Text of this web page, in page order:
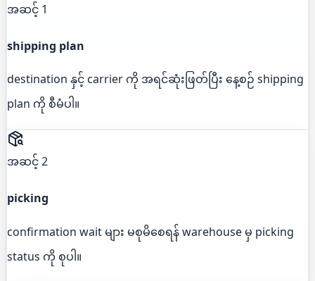
အဆင့် 1
shipping plan
destination နှင့် carrier ကို အရင်ဆုံးဖြတ်ပြီး နေ့စဉ် shipping
plan ကို စီမံပါ။
အဆင့် 2
picking
confirmation wait များ မစုမိစေရန် warehouse မှ picking
status ကို စုပါ။